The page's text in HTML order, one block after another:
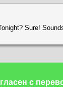
Sure!
с